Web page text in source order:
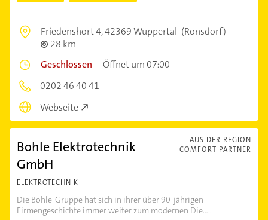
Friedenshort 4,42369 Wuppertal (Ronsdorf)
28 km
Geschlossen –Öffnet um 07:00
0202 46 40 41
Webseite
AUS DER REGION
COMFORT PARTNER
Bohle Elektrotechnik
GmbH
ELEKTROTECHNIK
Die Bohle-Gruppe hat sich in ihrer über 90-jährigen
Firmengeschichte immer weiter zum modernen Die.....